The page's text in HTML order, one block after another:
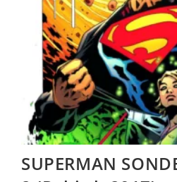
SUPERMAN